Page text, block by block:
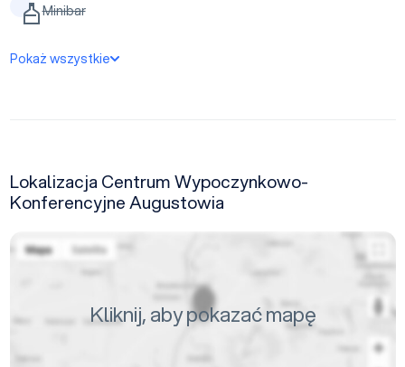
Minibar
Pokaż wszystkie
Lokalizacja Centrum Wypoczynkowo-
Konferencyjne Augustowia
Kliknij, aby pokazać mapę